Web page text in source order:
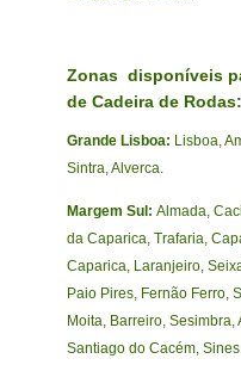
Zonas disponíveis
de Cadeira de Rodas:
Grande Lisboa: Lisboa,
Sintra, Alverca.
Margem Sul:Almada,
da Caparica, Trafaria,
Caparica, Laranjeiro,
Paio Pires, Fernão Ferro,
Moita, Barreiro, Sesimbra,
Santiago do Cacém, Sines.